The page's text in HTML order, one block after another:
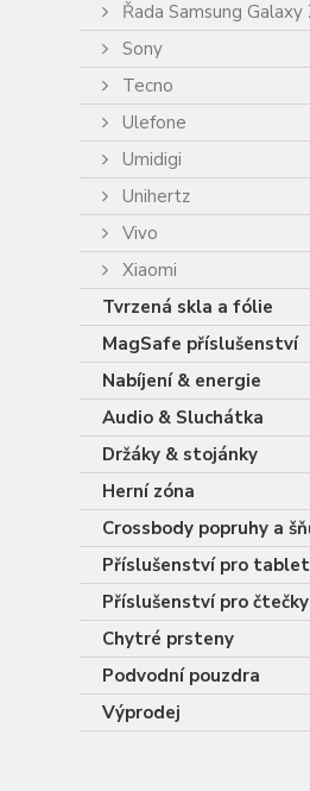
Řada Samsung Galaxy
Sony
Tecno
Ulefone
Umidigi
Unihertz
Vivo
Xiaomi
Tvrzená skla a fólie
MagSafe příslušenství
Nabíjení & energie
Audio & Sluchátka
Držáky & stojánky
Herní zóna
Crossbody popruhy a
Příslušenství pro
Příslušenství pro
Chytré prsteny
Podvodní pouzdra
Výprodej